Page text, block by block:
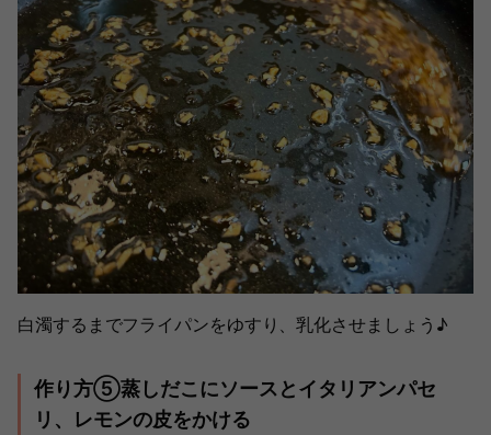
白濁するまでフライパンをゆすり、乳化させましょう♪
作り方⑤蒸しだこにソースとイタリアンパセ
リ、レモンの皮をかける